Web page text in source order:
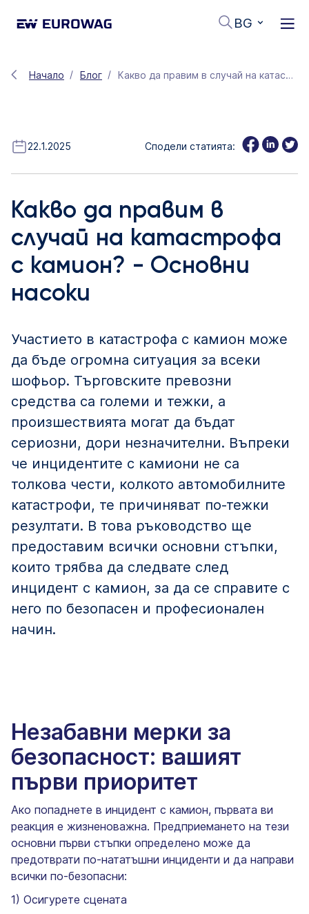
BG
Начало Блог Какво да правим в случай на катастрофа с камион? - Основни насоки
22.1.2025 Сподели статията:
Какво да правим в
случай на катастрофа
с камион? - Основни
насоки
Участието в катастрофа с камион може
да бъде огромна ситуация за всеки
шофьор. Търговските превозни
средства са големи и тежки, а
произшествията могат да бъдат
сериозни, дори незначителни. Въпреки
че инцидентите с камиони не са
толкова чести, колкото автомобилните
катастрофи, те причиняват по-тежки
резултати. В това ръководство ще
предоставим всички основни стъпки,
които трябва да следвате след
инцидент с камион, за да се справите с
него по безопасен и професионален
начин.
Незабавни мерки за
безопасност: вашият
първи приоритет
Ако попаднете в инцидент с камион, първата ви
реакция е жизненоважна. Предприемането на тези
основни първи стъпки определено може да
предотврати по-нататъшни инциденти и да направи
всички по-безопасни:
1) Осигурете сцената